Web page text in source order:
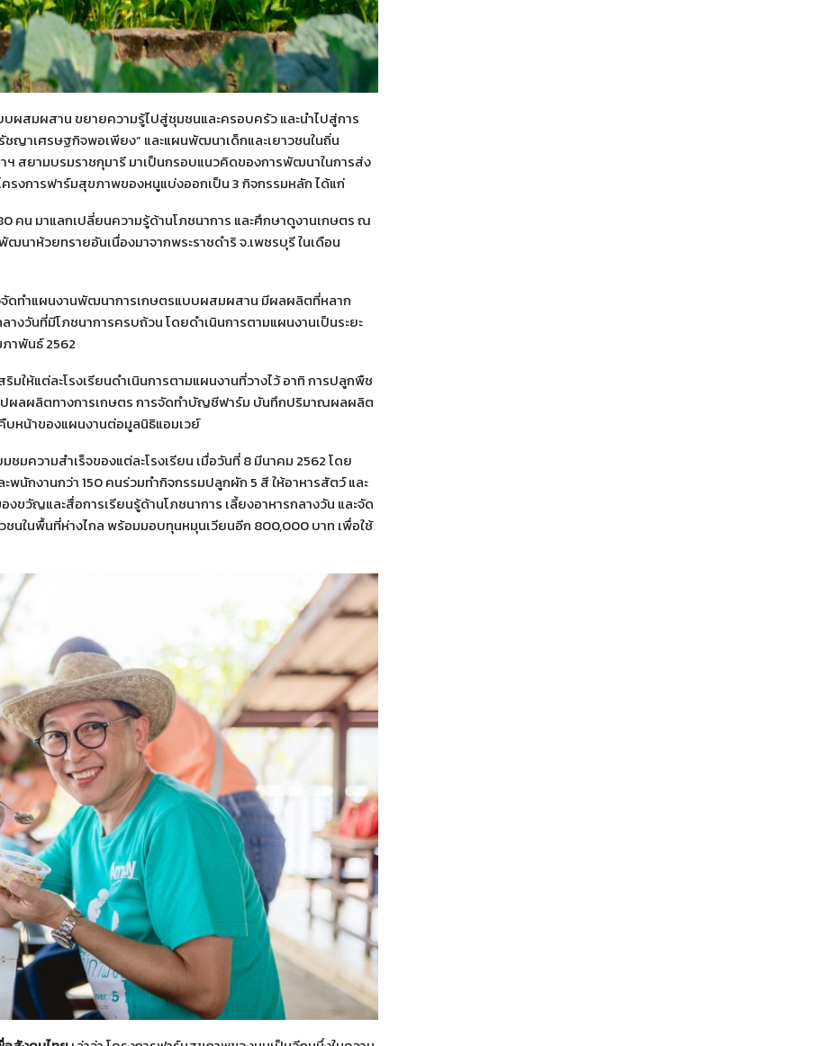
บผสมผสาน ขยายความรู้ไปสู่ชุมชนและครอบครัว และนำไปสู่การ
เศรษฐกิจพอเพียง” และแผนพัฒนาเด็กและเยาวชนในถิ่น
ฯ สยามบรมราชกุมารี มาเป็นกรอบแนวคิดของการพัฒนาในการส่ง
รงการฟาร์มสุขภาพของหนูแบ่งออกเป็น 3 กิจกรรมหลัก ได้แก่
คน มาแลกเปลี่ยนความรู้ด้านโภชนาการ และศึกษาดูงานเกษตร ณ
นาห้วยทรายอันเนื่องมาจากพระราชดำริ จ.เพชรบุรี ในเดือน
จัดทำแผนงานพัฒนาการเกษตรแบบผสมผสาน มีผลผลิตที่หลาก
งวันที่มีโภชนาการครบถ้วน โดยดำเนินการตามแผนงานเป็นระยะ
าพันธ์ 2562
ให้แต่ละโรงเรียนดำเนินการตามแผนงานที่วางไว้ อาทิ การปลูกพืช
ปผลผลิตทางการเกษตร การจัดทำบัญชีฟาร์ม บันทึกปริมาณผลผลิต
บหน้าของแผนงานต่อมูลนิธิแอมเวย์
มความสำเร็จของแต่ละโรงเรียน เมื่อวันที่ 8 มีนาคม 2562 โดย
นักงานกว่า 150 คนร่วมทำกิจกรรมปลูกผัก 5 สี ให้อาหารสัตว์ และ
วัญและสื่อการเรียนรู้ด้านโภชนาการ เลี้ยงอาหารกลางวัน และจัด
ชนในพื้นที่ห่างไกล พร้อมมอบทุนหมุนเวียนอีก 800,000 บาท เพื่อใช้